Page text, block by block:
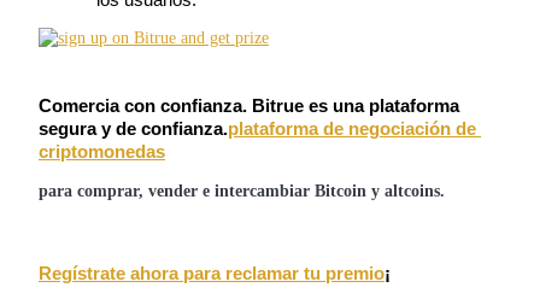
Copiar Trading
Comercia con confianza. Bitrue es una plataforma
segura y de confianza.plataforma de negociación de
criptomonedas
para comprar, vender e intercambiar Bitcoin y altcoins.
Regístrate ahora para reclamar tu premio¡